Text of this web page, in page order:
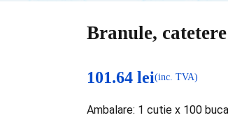
Branule,
101.64 lei(inc. TVA)
Ambalare: 1 cutie x 100